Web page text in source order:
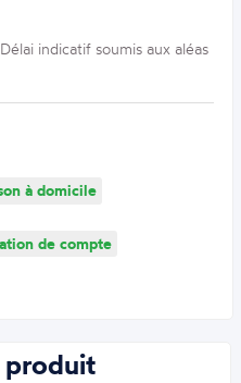
indicatif soumis aux aléas
à domicile
de compte
produit